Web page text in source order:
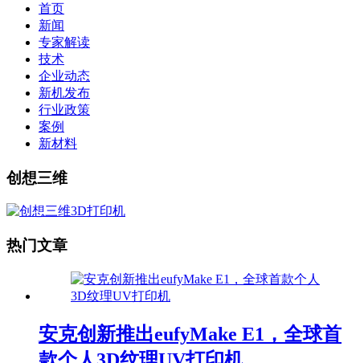
首页
新闻
专家解读
技术
企业动态
新机发布
行业政策
案例
新材料
创想三维
热门文章
安克创新推出eufyMake E1，全球首